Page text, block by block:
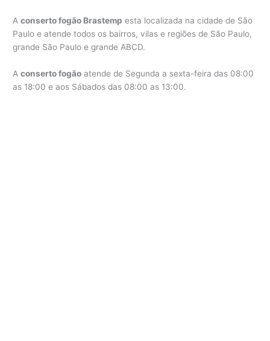
Aconserto fogão Brastemp esta localizada na cidade de São
Paulo e atende todos os bairros, vilas e regiões de São Paulo,
grande São Paulo e grande ABCD.
Aconserto fogão atende de Segunda a sexta-feira das 08:00
as 18:00 e aos Sábados das 08:00 as 13:00.